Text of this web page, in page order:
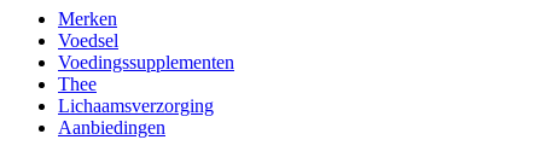
Merken
Voedsel
Voedingssupplementen
Thee
Lichaamsverzorging
Aanbiedingen